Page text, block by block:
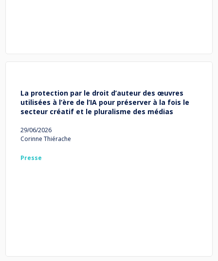
La protection par le droit d’auteur des œuvres
utilisées à l’ère de l’IA pour préserver à la fois le
secteur créatif et le pluralisme des médias
29/06/2026
Corinne Thiérache
Presse